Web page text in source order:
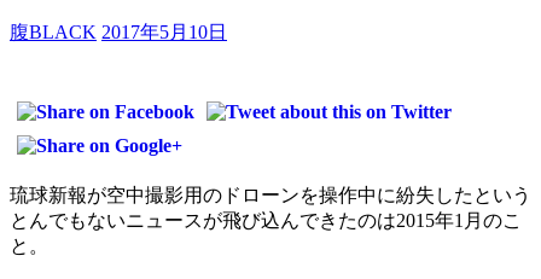
腹BLACK 2017年5月10日
琉球新報が空中撮影用のドローンを操作中に紛失したという
とんでもないニュースが飛び込んできたのは2015年1月のこ
と。